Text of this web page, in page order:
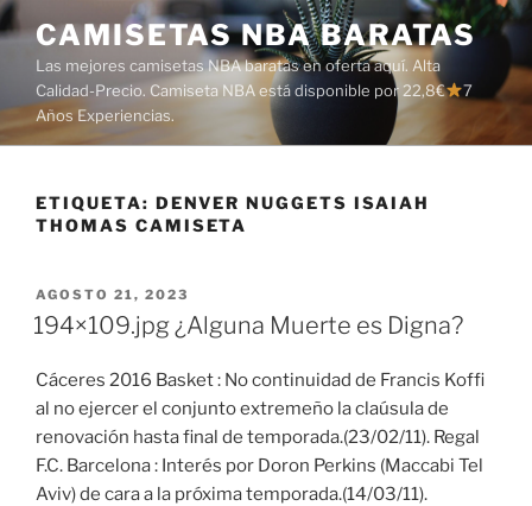
Saltar
al
contenido
CAMISETAS NBA BARATAS
Las mejores camisetas NBA baratas en oferta aquí. Alta
Calidad-Precio. Camiseta NBA está disponible por 22,8€
7
Años Experiencias.
ETIQUETA: DENVER NUGGETS ISAIAH
THOMAS CAMISETA
PUBLICADO
EL
AGOSTO 21, 2023
194×109.jpg ¿Alguna Muerte es Digna?
Cáceres 2016 Basket : No continuidad de Francis Koffi
al no ejercer el conjunto extremeño la claúsula de
renovación hasta final de temporada.(23/02/11). Regal
F.C. Barcelona : Interés por Doron Perkins (Maccabi Tel
Aviv) de cara a la próxima temporada.(14/03/11).